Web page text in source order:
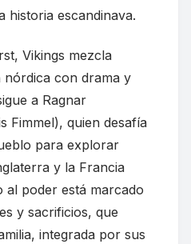
historia escandinava.
Vikings mezcla
nórdica con drama y
a Ragnar
Fimmel), quien desafía
para explorar
y la Francia
al poder está marcado
y sacrificios, que
integrada por sus